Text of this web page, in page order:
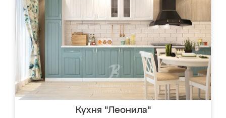
Кухня "Леонила"